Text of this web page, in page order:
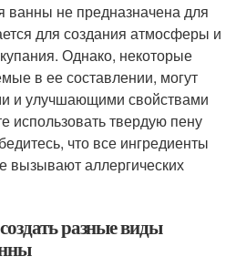
ванны не предназначена для
для создания атмосферы и
Однако, некоторые
в ее составлении, могут
и улучшающими свойствами
использовать твердую пену
что все ингредиенты
вызывают аллергических
разные виды